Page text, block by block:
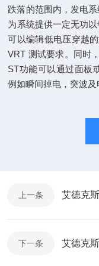
跌落的范围内，发电
为系统提供一定无功
可以编辑低电压穿越
VRT 测试要求。 同时
ST功能可以通过面板
例如瞬间掉电，突波及
上一条
下一条